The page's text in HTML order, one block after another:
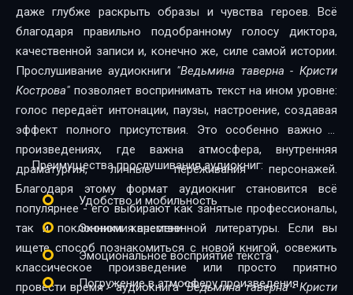
23
25
26
даже глубже раскрыть образы и чувства героев. Всё
благодаря правильно подобранному голосу диктора,
качественной записи и, конечно же, силе самой истории.
Прослушивание аудиокниги "Ведьмина таверна - Кристи
Кострова" позволяет воспринимать текст на ином уровне:
голос передаёт интонации, паузы, настроение, создавая
эффект полного присутствия. Это особенно важно в
произведениях, где важна атмосфера, внутренняя
драматургия, личные переживания персонажей.
Благодаря этому формат аудиокниг становится всё
популярнее - его выбирают как занятые профессионалы,
так и поклонники качественной литературы. Если вы
ищете способ познакомиться с новой книгой, освежить
классическое произведение или просто приятно
провести время - аудиокнига"Ведьмина таверна - Кристи
Преимущества прослушивания аудиокниг:
Удобство и мобильность
Экономия времени
Эмоциональное восприятие текста
Погружение в атмосферу произведения